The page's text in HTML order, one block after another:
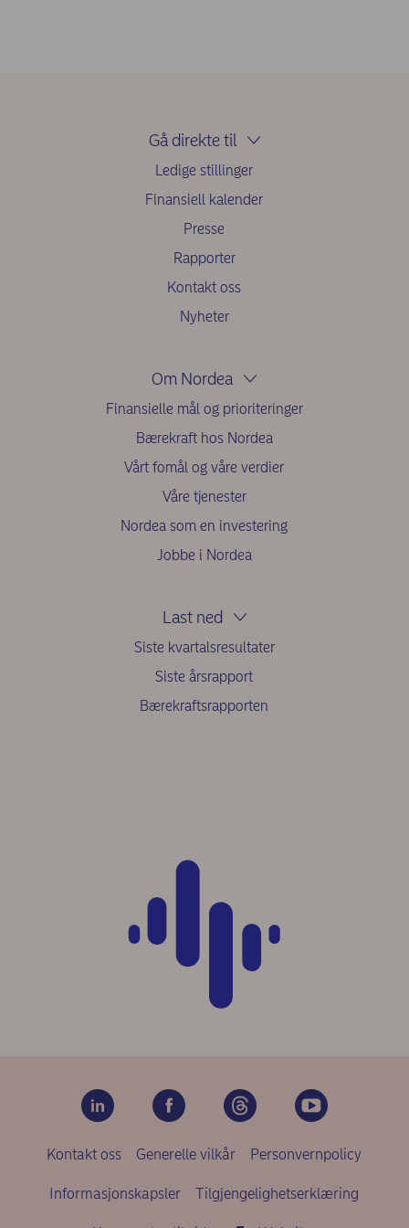
Gå direkte til
Ledige stillinger
Finansiell kalender
Presse
Rapporter
Kontakt oss
Nyheter
Om Nordea
Finansielle mål og prioriteringer
Bærekraft hos Nordea
Vårt fomål og våre verdier
Våre tjenester
Nordea som en investering
Jobbe i Nordea
Last ned
Siste kvartalsresultater
Siste årsrapport
Bærekraftsrapporten
Kontakt oss Generelle vilkår Personvernpolicy
Informasjonskapsler Tilgjengelighetserklæring